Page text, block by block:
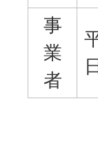
事
業
者